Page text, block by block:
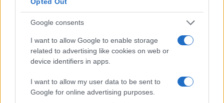
Google consents
I want to allow Google to enable storage
related to advertising like cookies on web or
device identifiers in apps.
I want to allow my user data to be sent to
Google for online advertising purposes.
Christmas World a Roma, la Capitale ospiterà il
villaggio natalizio più grande d’Europa